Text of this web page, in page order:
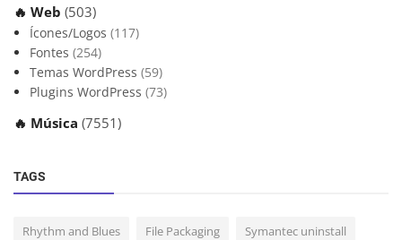
🔥 Web (503)
Ícones/Logos (117)
Fontes (254)
Temas WordPress (59)
Plugins WordPress (73)
🔥 Música (7551)
TAGS
Rhythm and Blues File Packaging Symantec uninstall